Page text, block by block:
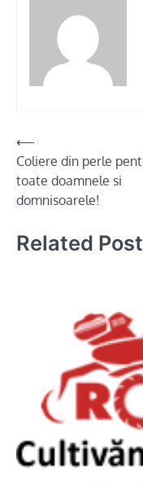
Post
navigation
⟵
Coliere din perle
toate doamnele si
domnisoarele!
Related